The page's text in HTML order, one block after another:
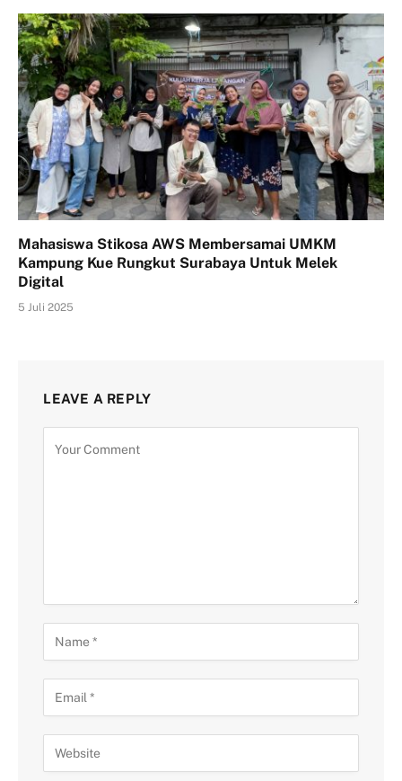
Mahasiswa Stikosa AWS Membersamai UMKM
Kampung Kue Rungkut Surabaya Untuk Melek
Digital
5 Juli 2025
LEAVE A REPLY